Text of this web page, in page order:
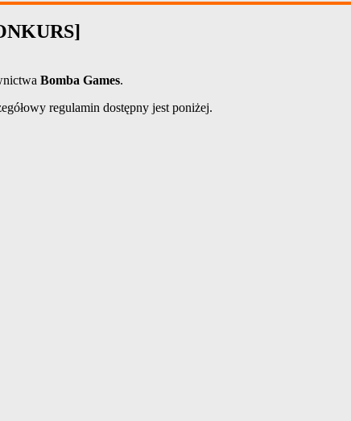
Bomba Games.
regulamin dostępny jest poniżej.